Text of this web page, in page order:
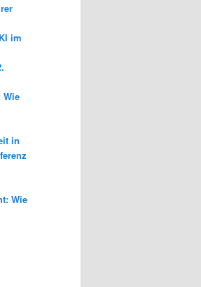
im
Wie
in
Wie